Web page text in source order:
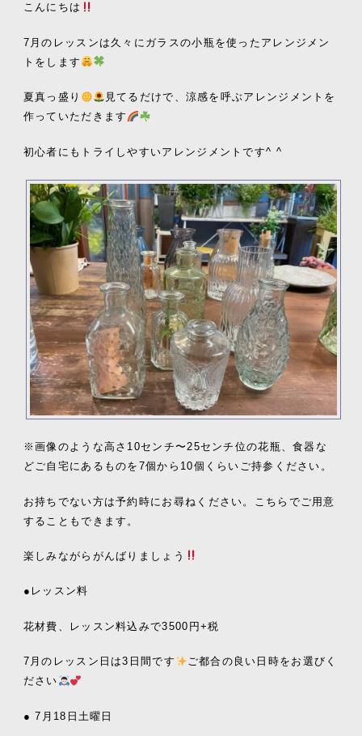
こんにちは
7月のレッスンは久々にガラスの小瓶を使ったアレンジメン
トをします
夏真っ盛り
見てるだけで、涼感を呼ぶアレンジメントを
作っていただきます
初心者にもトライしやすいアレンジメントです^ ^
※画像のような高さ10センチ〜25センチ位の花瓶、食器な
どご自宅にあるものを7個から10個くらいご持参ください。
お持ちでない方は予約時にお尋ねください。こちらでご用意
することもできます。
楽しみながらがんばりましょう
●レッスン料
花材費、レッスン料込みで3500円+税
7月のレッスン日は3日間です
ご都合の良い日時をお選びく
ださい
● 7月18日土曜日